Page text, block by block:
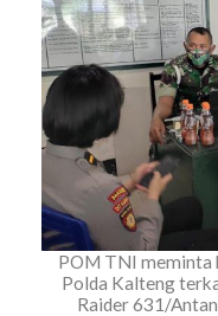
POM TNI meminta
Polda Kalteng
Raider 631/